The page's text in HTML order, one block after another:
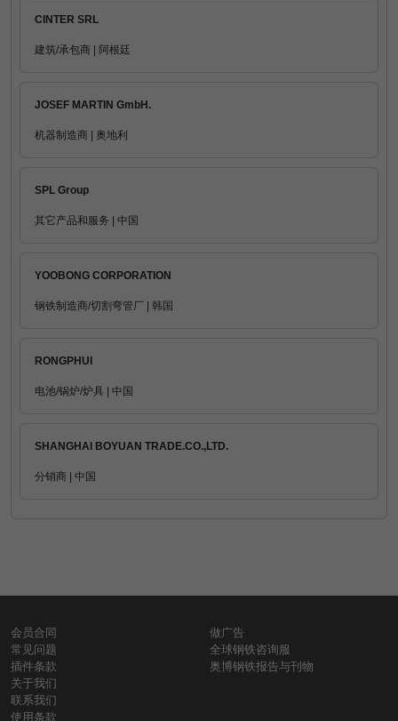
CINTER SRL
建筑/承包商 | 阿根廷
JOSEF MARTIN GmbH.
机器制造商 | 奥地利
SPL Group
其它产品和服务 | 中国
YOOBONG CORPORATION
钢铁制造商/切割弯管厂 | 韩国
RONGPHUI
电池/锅炉/炉具 | 中国
SHANGHAI BOYUAN TRADE.CO.,LTD.
分销商 | 中国
会员合同
常见问题
插件条款
关于我们
联系我们
使用条款
做广告
全球钢铁咨询服
奥博钢铁报告与刊物